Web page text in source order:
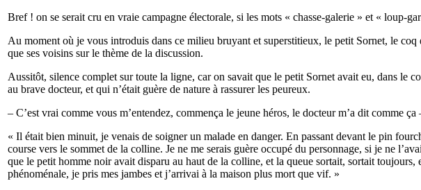
Bref ! on se serait cru en vraie campagne électorale, si les mots « chasse-galerie » et « loup-
Au moment où je vous introduis dans ce milieu bruyant et superstitieux, le petit Sornet, le coq
que ses voisins sur le thème de la discussion.
Aussitôt, silence complet sur toute la ligne, car on savait que le petit Sornet avait eu, dans le
au brave docteur, et qui n’était guère de nature à rassurer les peureux.
– C’est vrai comme vous m’entendez, commença le jeune héros, le docteur m’a dit comme
« Il était bien minuit, je venais de soigner un malade en danger. En passant devant le pin
course vers le sommet de la colline. Je ne me serais guère occupé du personnage, si je ne
que le petit homme noir avait disparu au haut de la colline, et la queue sortait, sortait
phénoménale, je pris mes jambes et j’arrivai à la maison plus mort que vif. »